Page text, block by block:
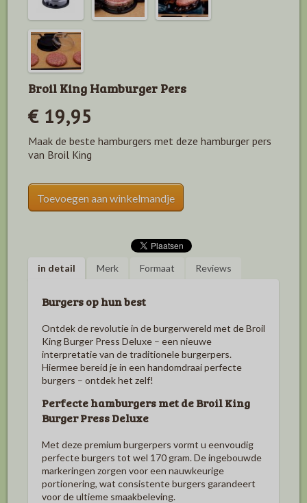
Broil King Hamburger Pers
€ 19,95
Maak de beste hamburgers met deze hamburger pers
van Broil King
Toevoegen aan winkelmandje
in detail Merk Formaat Reviews
Burgers op hun best
Ontdek de revolutie in de burgerwereld met de Broil
King Burger Press Deluxe – een nieuwe
interpretatie van de traditionele burgerpers.
Hiermee bereid je in een handomdraai perfecte
burgers – ontdek het zelf!
Perfecte hamburgers met de Broil King
Burger Press Deluxe
Met deze premium burgerpers vormt u eenvoudig
perfecte burgers tot wel 170 gram. De ingebouwde
markeringen zorgen voor een nauwkeurige
portionering, wat consistente burgers garandeert
voor de ultieme smaakbeleving.